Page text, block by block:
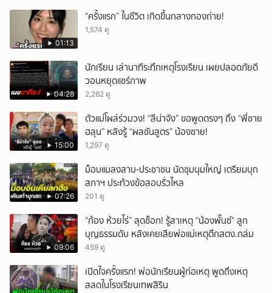
01:13
“ครั้งแรก” ในชีวิต เกิดขึ้นกลางกองถ่าย!
1,574 ดู
04:28
นักเรียน เล่านาทีระทึกเหตุโรงเรียน เผยปลอดภัยดี
วอนหยุดแชร์ภาพ
2,262 ดู
15:00
ตัวแม่โผล่ร่วมวง! “ลีน่าจัง” ขอพูดตรงๆ ถึง “พี่ชาย
ฮลุน” หลังรู้ “ผลชันสูตร” น้องชาย!
1,297 ดู
07:26
ม็อบแมลงสาบ-ประชาชน นัดชุมนุมใหญ่ เตรียมบุก
สภาฯ ประท้วงข้อสอบรั่วไหล
201 ดู
09:06
“ก้อง ห้วยไร่” สุดช็อก! รู้สาเหตุ “น้องพั๊นซ์“ ลูก
บุญธรรมดับ หลังเคยเสียพ่อแม่เหตุตึกสตง.ถล่ม
459 ดู
เปิดใจครั้งแรก! พ่อนักเรียนผู้ก่อเหตุ พูดถึงเหตุ
สลดในโรงเรียนเทพสิริน